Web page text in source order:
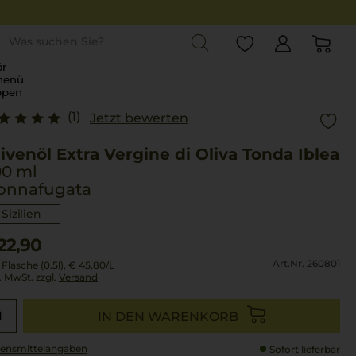
(1) Jetzt bewerten
Extra Vergine di Oliva Tonda Iblea
ml
Sizilien
(0.5l), € 45,80/L
MwSt. zzgl. Versand
Art.Nr. 260801
IN DEN WARENKORB
Sofort lieferbar